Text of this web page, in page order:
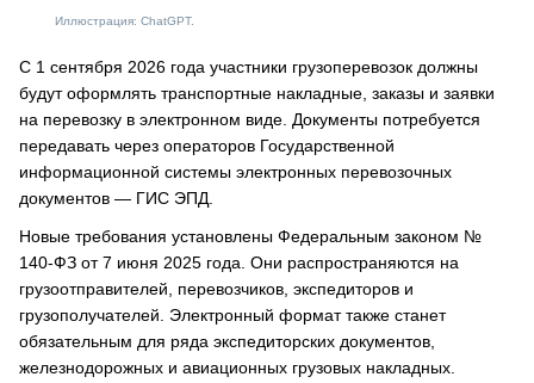
Иллюстрация: ChatGPT.
С 1 сентября 2026 года участники грузоперевозок должны
будут оформлять транспортные накладные, заказы и заявки
на перевозку в электронном виде. Документы потребуется
передавать через операторов Государственной
информационной системы электронных перевозочных
документов — ГИС ЭПД.
Новые требования установлены Федеральным законом №
140-ФЗ от 7 июня 2025 года. Они распространяются на
грузоотправителей, перевозчиков, экспедиторов и
грузополучателей. Электронный формат также станет
обязательным для ряда экспедиторских документов,
железнодорожных и авиационных грузовых накладных.